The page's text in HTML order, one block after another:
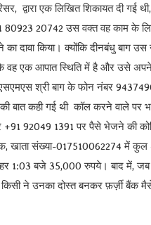
द्वारा एक लिखित शिकायत दी गई
80923 20742 उस वक्त वह काम के
दावा किया। क्योंकि दीनबंधु बाग
वह एक आपात स्थिति में है और उसे
श्री बाग के फोन नंबर
बात कही गई थी कॉल करने वाले पर
92049 1391 पर पैसे भेजने की
खाता संख्या-017510062274 में
1:03 बजे 35,000 रुपये। बाद में,
किसी ने उनका दोस्त बनकर फ़र्ज़ी